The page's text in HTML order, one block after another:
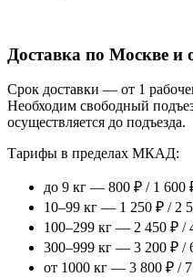
Доставка по Москве и
Срок доставки — от 1
Необходим свободный
осуществляется до подъезда.
Тарифы в пределах МКАД:
до 9 кг — 800 ₽ / 1 600
10–99 кг — 1 250 ₽ / 2
100–299 кг — 2 450 ₽ /
300–999 кг — 3 200 ₽ /
от 1000 кг — 3 800 ₽ /